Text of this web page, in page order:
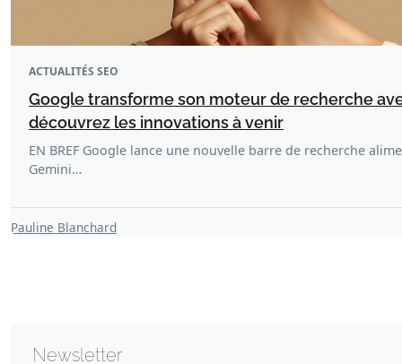
ACTUALITÉS SEO
Google transforme son moteur de recherche
découvrez les innovations à venir
EN BREF Google lance une nouvelle barre de recherche
Gemini…
Pauline Blanchard
Newsletter